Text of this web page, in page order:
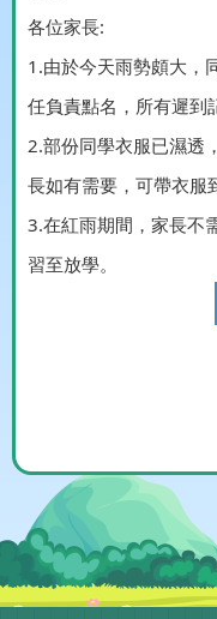
各位家長:
1.由於今天雨勢頗大，
任負責點名，所有遲到
2.部份同學衣服已濕透
長如有需要，可帶衣服
3.在紅雨期間，家長不
習至放學。